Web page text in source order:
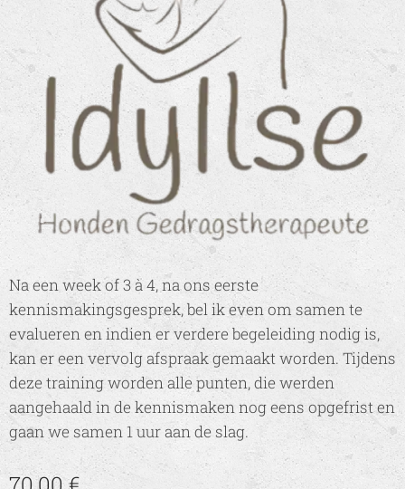
Na een week of 3 à 4, na ons eerste
kennismakingsgesprek, bel ik even om samen te
evalueren en indien er verdere begeleiding nodig is,
kan er een vervolg afspraak gemaakt worden. Tijdens
deze training worden alle punten, die werden
aangehaald in de kennismaken nog eens opgefrist en
gaan we samen 1 uur aan de slag.